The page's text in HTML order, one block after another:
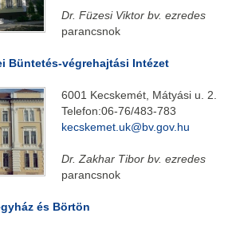
Dr. Füzesi Viktor bv. ezredes
parancsnok
Büntetés-végrehajtási Intézet
6001 Kecskemét, Mátyási u. 2.
Telefon:06-76/483-783
kecskemet.uk@bv.gov.hu
Dr. Zakhar Tibor bv. ezredes
parancsnok
és Börtön